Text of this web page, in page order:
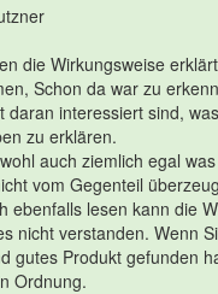
die Wirkungsweise
Schon da war zu
daran interessiert sind,
zu erklären.
auch ziemlich egal
vom Gegenteil
ebenfalls lesen kann die
nicht verstanden. Wenn
gutes Produkt gefunden
Ordnung.